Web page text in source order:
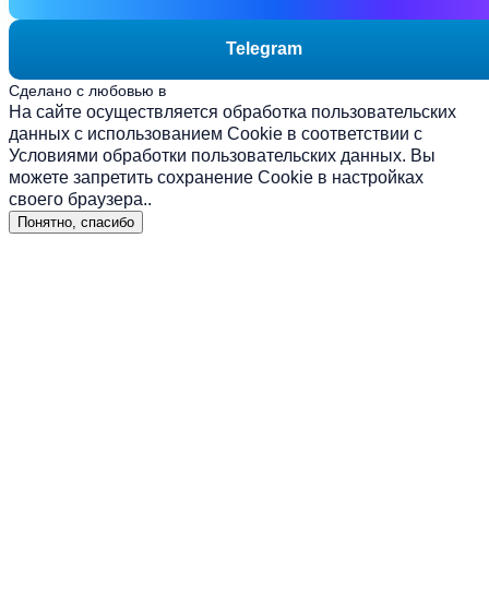
Telegram
Сделано с любовью в
На сайте осуществляется обработка пользовательских
данных с использованием Cookie в соответствии с
Условиями обработки пользовательских данных. Вы
можете запретить сохранение Cookie в настройках
своего браузера..
Понятно, спасибо